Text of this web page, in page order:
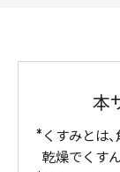
本
くすみとは
乾燥でくす